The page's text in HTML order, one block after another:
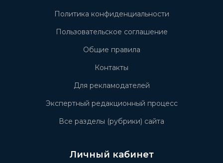
Политика конфиденциальности
Пользовательское соглашение
Общие правила
Контакты
Для рекламодателей
Экспертный редакционный процесс
Все разделы (рубрики) сайта
Личный кабинет